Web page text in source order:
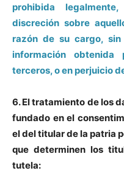
prohibida
discreción sobre
razón de su cargo,
información
terceros, o en perjuicio
6. El tratamiento de los
fundado en el
el del titular de la patria
que determinen los
tutela: